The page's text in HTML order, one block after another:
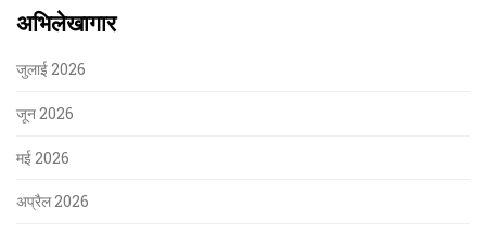
अभिलेखागार
जुलाई 2026
जून 2026
मई 2026
अप्रैल 2026